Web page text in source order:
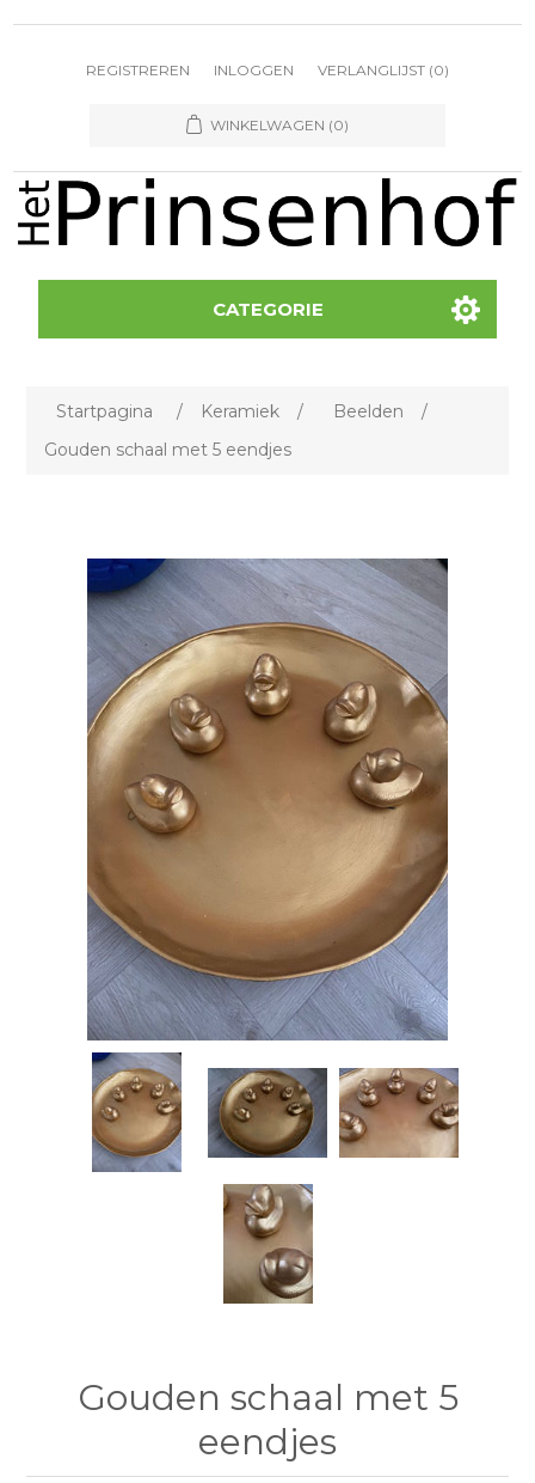
REGISTREREN INLOGGEN VERLANGLIJST (0)
WINKELWAGEN (0)
CATEGORIE
Startpagina / Keramiek / Beelden
/
Gouden schaal met 5 eendjes
Gouden schaal met 5
eendjes